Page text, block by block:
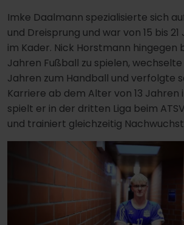
Imke Daalmann spezialisierte sich
und Dreisprung und war von 15 bis
im Kader. Nick Horstmann hingegen
Jahren Fußball zu spielen,
Jahren zum Handball und verfolgte
Karriere ab dem Alter von 13 Jahren
spielt er in der dritten Liga beim
und trainiert gleichzeitig